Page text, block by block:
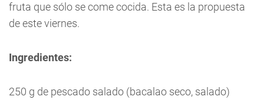
fruta que sólo se come cocida. Esta es la propuesta
de este viernes.
Ingredientes:
250 g de pescado salado (bacalao seco, salado)